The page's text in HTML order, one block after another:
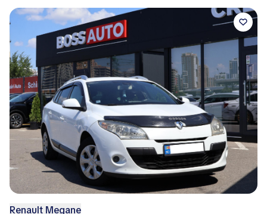
Renault Megane